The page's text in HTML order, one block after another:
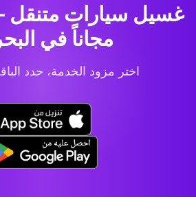
غسيل سيارات
مجاناً في
اختر مزود الخدمة، حدد